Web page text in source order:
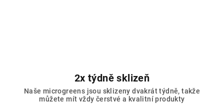
k
y
v
2x týdně sklizeň
Naše microgreens jsou sklizeny dvakrát týdně, takže
můžete mít vždy čerstvé a kvalitní produkty